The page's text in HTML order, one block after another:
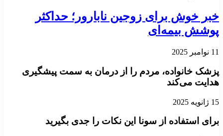
خبر خوش برای زوجین نابارور؛ حداکثر
پوشش بیمه‌ای
11 نوامبر 2025
پزشک خانواده، مردم را از درمان به سمت پیشگیری
هدایت می‌کند
15 ژانویه 2025
برای استفاده از سونا این نکات را جدی بگیرید